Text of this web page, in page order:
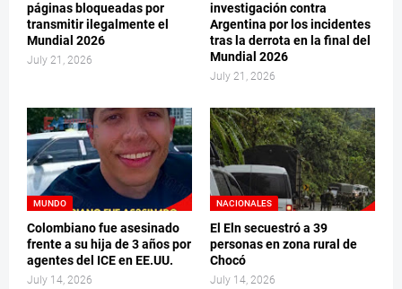
páginas bloqueadas por
transmitir ilegalmente el
Mundial 2026
July 21, 2026
investigación contra
Argentina por los incidentes
tras la derrota en la final del
Mundial 2026
July 21, 2026
MUNDO
Colombiano fue asesinado
frente a su hija de 3 años por
agentes del ICE en EE.UU.
July 14, 2026
NACIONALES
El Eln secuestró a 39
personas en zona rural de
Chocó
July 14, 2026